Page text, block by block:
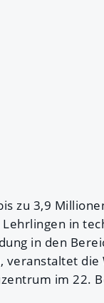
zu 3,9
in
in den
veranstaltet
im 22.